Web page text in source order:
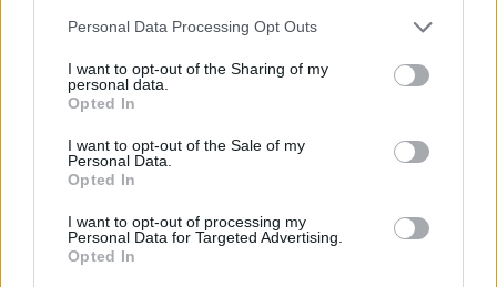
Please note that this website/app uses one or more Google
not limited to your visit or usage behaviour. You may click to
grant or deny consent to Google and its third-party tags to
use your data for below specified purposes in below Google
consent section.
Personal Data Processing Opt Outs
I want to opt-out of the Sharing of my
personal data.
Opted In
I want to opt-out of the Sale of my
Personal Data.
Opted In
I want to opt-out of processing my
Personal Data for Targeted Advertising.
Opted In